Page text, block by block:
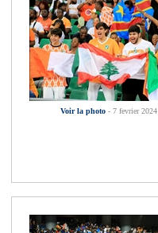
Voir la photo - 7 fevrier 2024